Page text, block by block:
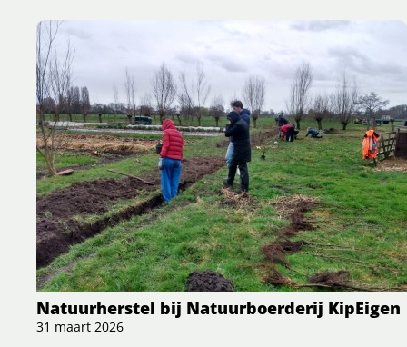
Natuurherstel bij Natuurboerderij KipEigen
31 maart 2026